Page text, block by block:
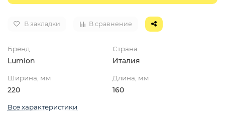
В закладки В сравнение
Бренд
Lumion
Страна
Италия
Ширина, мм
220
Длина, мм
160
Все характеристики